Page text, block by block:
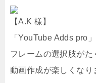
【A.K 様】
「YouTube Adds pro
フレームの選択肢がた
動画作成が楽しくなり